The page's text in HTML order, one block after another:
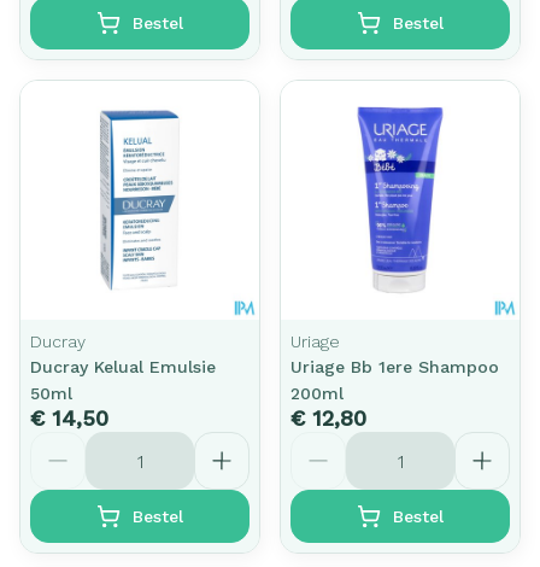
Bestel Bestel
Ducray
Ducray Kelual Emulsie
50ml
€ 14,50
Aantal
Bestel
Uriage
Uriage Bb 1ere Shampoo
200ml
€ 12,80
Aantal
Bestel